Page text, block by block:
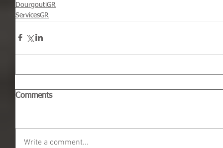
DourgoutiGR
ServicesGR
Comments
Write a comment...